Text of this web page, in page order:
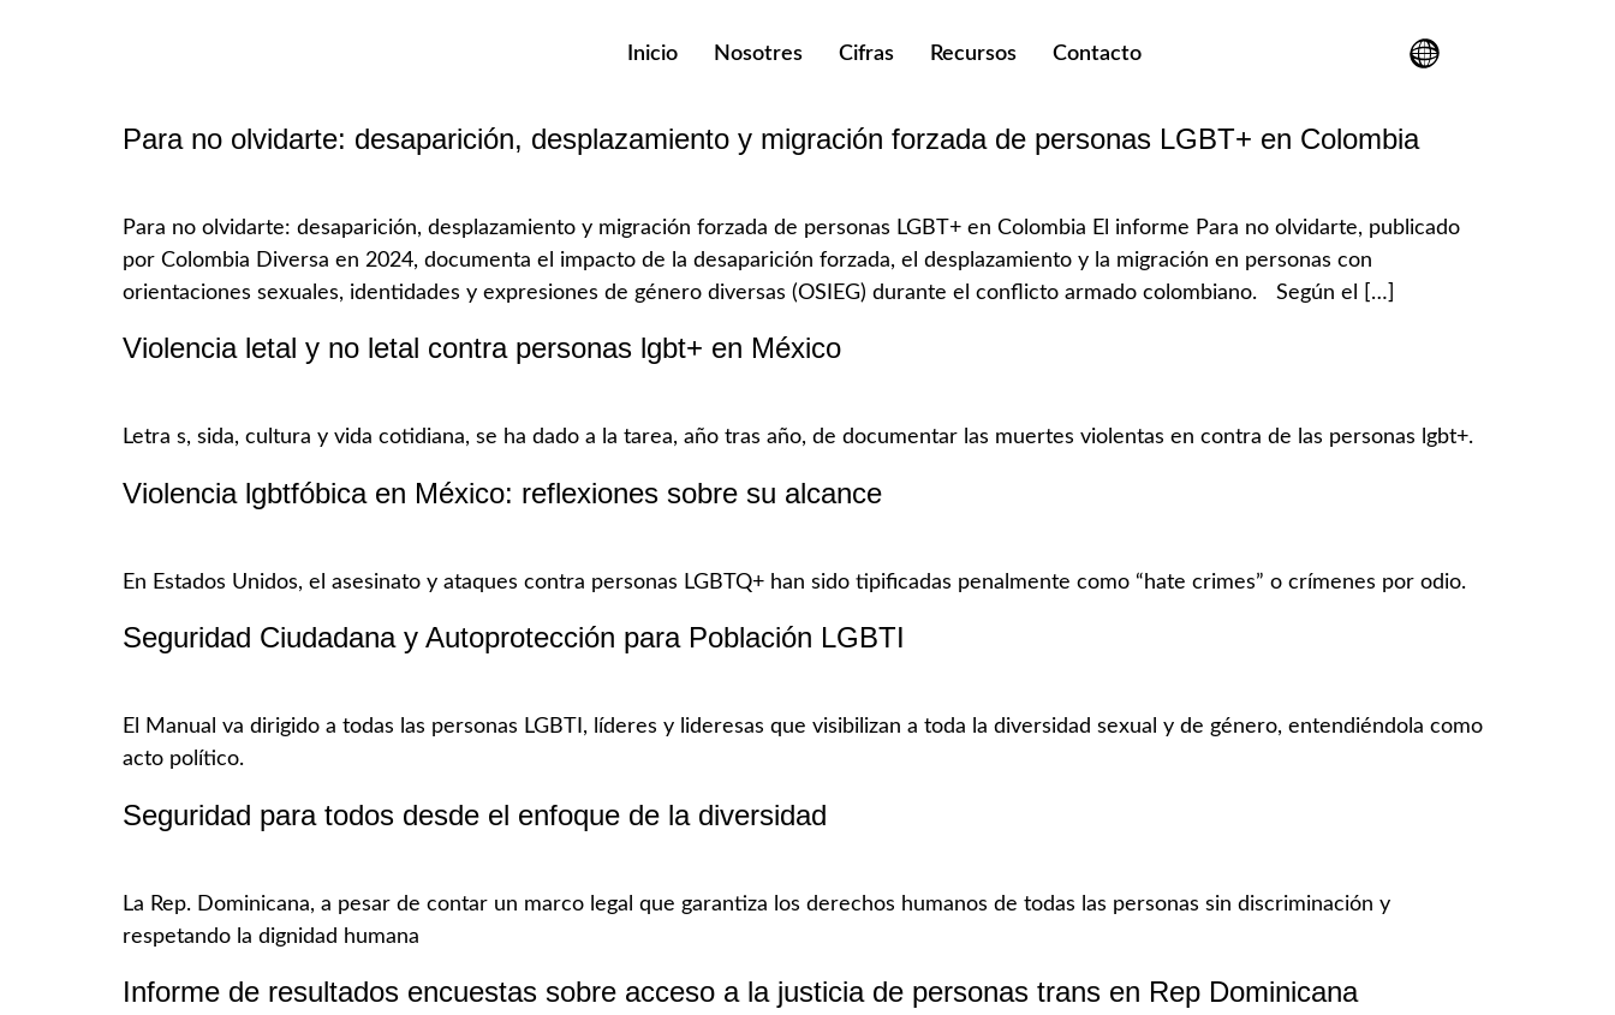
Inicio Nosotres Cifras Recursos Contacto
Para no olvidarte: desaparición, desplazamiento y migración forzada de personas LGBT+ en Colombia
Para no olvidarte: desaparición, desplazamiento y migración forzada de personas LGBT+ en Colombia El informe Para no olvidarte, publicado
por Colombia Diversa en 2024, documenta el impacto de la desaparición forzada, el desplazamiento y la migración en personas con
orientaciones sexuales, identidades y expresiones de género diversas (OSIEG) durante el conflicto armado colombiano. Según el […]
Violencia letal y no letal contra personas lgbt+ en México
Letra s, sida, cultura y vida cotidiana, se ha dado a la tarea, año tras año, de documentar las muertes violentas en contra de las personas lgbt+.
Violencia lgbtfóbica en México: reflexiones sobre su alcance
En Estados Unidos, el asesinato y ataques contra personas LGBTQ+ han sido tipificadas penalmente como “hate crimes” o crímenes por odio.
Seguridad Ciudadana y Autoprotección para Población LGBTI
El Manual va dirigido a todas las personas LGBTI, líderes y lideresas que visibilizan a toda la diversidad sexual y de género, entendiéndola como
acto político.
Seguridad para todos desde el enfoque de la diversidad
La Rep. Dominicana, a pesar de contar un marco legal que garantiza los derechos humanos de todas las personas sin discriminación y
respetando la dignidad humana
Informe de resultados encuestas sobre acceso a la justicia de personas trans en Rep Dominicana